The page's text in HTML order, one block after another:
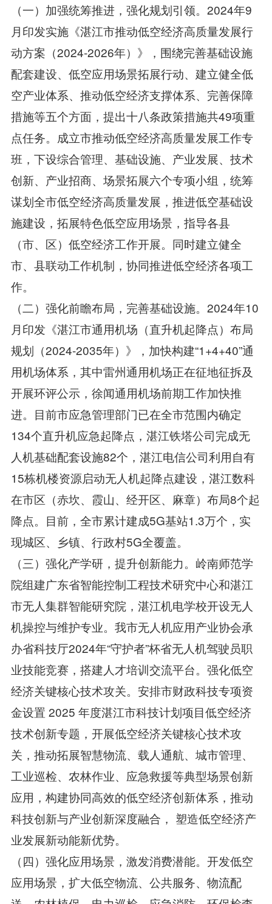
（一）加强统筹推进，强化规划引领。2024年9
月印发实施《湛江市推动低空经济高质量发展行
动方案（2024-2026年）》，围绕完善基础设施
配套建设、低空应用场景拓展行动、建立健全低
空产业体系、推动低空经济支撑体系、完善保障
措施等五个方面，提出十八条政策措施共49项重
点任务。成立市推动低空经济高质量发展工作专
班，下设综合管理、基础设施、产业发展、技术
创新、产业招商、场景拓展六个专项小组，统筹
谋划全市低空经济高质量发展，推进低空基础设
施建设，拓展特色低空应用场景，指导各县
（市、区）低空经济工作开展。同时建立健全
市、县联动工作机制，协同推进低空经济各项工
作。
（二）强化前瞻布局，完善基础设施。2024年10
月印发《湛江市通用机场（直升机起降点）布局
规划（2024-2035年）》
，加快构建“1+4+40”通
用机场体系，其中雷州通用机场正在征地征拆及
开展环评公示，徐闻通用机场前期工作加快推
进。目前市应急管理部门已在全市范围内确定
134个直升机应急起降点，湛江铁塔公司完成无
人机基础配套设施82个，湛江电信公司利用自有
15栋机楼资源启动无人机起降点建设，湛江数科
在市区（赤坎、霞山、经开区、麻章）布局8个起
降点。目前，全市累计建成5G基站1.3万个，实
现城区、乡镇、行政村5G全覆盖。
（三）强化产学研，提升创新能力。岭南师范学
院组建广东省智能控制工程技术研究中心和湛江
市无人集群智能研究院，湛江机电学校开设无人
机操控与维护专业。我市无人机应用产业协会承
办省科技厅2024年“守护者”杯省无人机驾驶员职
业技能竞赛，搭建人才培训交流平台。强化低空
经济关键核心技术攻关。安排市财政科技专项资
金设置 2025 年度湛江市科技计划项目低空经济
技术创新专题，开展低空经济关键核心技术攻
关，推动拓展智慧物流、载人通航、城市管理、
工业巡检、农林作业、应急救援等典型场景创新
应用，构建协同高效的低空经济创新体系，推动
科技创新与产业创新深度融合， 塑造低空经济产
业发展新动能新优势。
（四）强化应用场景，激发消费潜能。开发低空
应用场景，扩大低空物流、公共服务、物流配